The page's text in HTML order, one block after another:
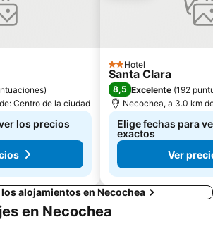
)
Centro de la ciudad
los precios
2 Estrellas
Hotel
Santa Clara
8,5 Excelente (192
Necochea, a 3.0 km
Elige fechas para
exactos
Ver
alojamientos en Necochea
en Necochea